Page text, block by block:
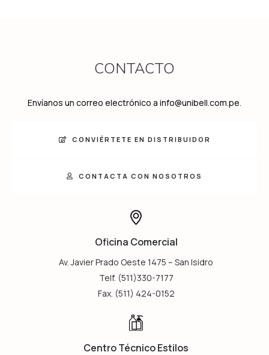
CONTACTO
Envíanos un correo electrónico a info@unibell.com.pe.
CONVIÉRTETE EN DISTRIBUIDOR
CONTACTA CON NOSOTROS
Oficina Comercial
Av. Javier Prado Oeste 1475 – San Isidro
Telf. (511)330-7177
Fax. (511) 424-0152
Centro Técnico Estilos